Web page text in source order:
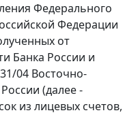
Федерального
Федерации
от
Банка России и
04 Восточно-
(далее -
из лицевых счетов,